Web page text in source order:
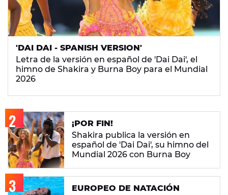
'DAI DAI - SPANISH VERSION'
Letra de la versión en español de 'Dai Dai', el
himno de Shakira y Burna Boy para el Mundial
2026
¡POR FIN!
Shakira publica la versión en
español de 'Dai Dai', su himno del
Mundial 2026 con Burna Boy
EUROPEO DE NATACIÓN